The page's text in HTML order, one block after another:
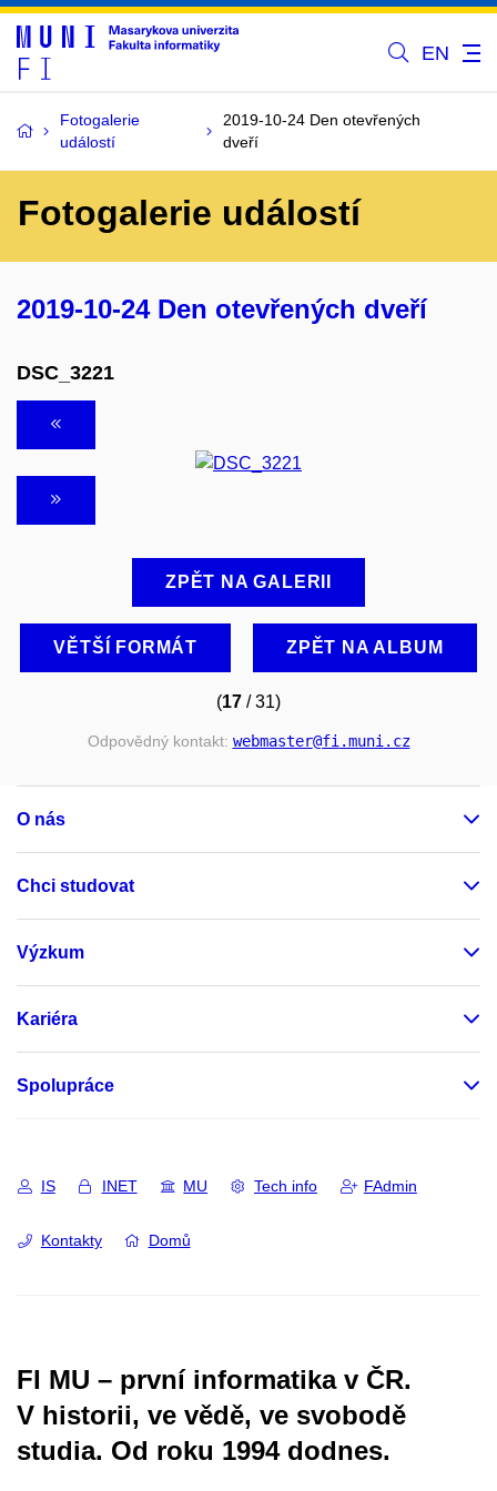
EN
Fotogalerie
událostí
2019-10-24 Den otevřených
dveří
Fotogalerie událostí
2019-10-24 Den otevřených dveří
DSC_3221
ZPĚT NA GALERII
VĚTŠÍ FORMÁT ZPĚT NA ALBUM
(17 / 31)
Odpovědný kontakt: webmaster@fi.muni.cz
O nás
Chci studovat
Výzkum
Kariéra
Spolupráce
IS INET MU Tech info FAdmin
Kontakty Domů
FI MU – první informatika v ČR.
V historii, ve vědě, ve svobodě
studia. Od roku 1994 dodnes.